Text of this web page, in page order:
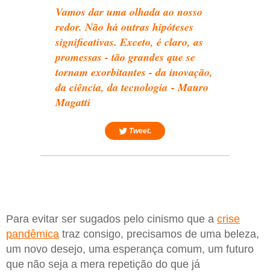
Vamos dar uma olhada ao nosso
redor. Não há outras hipóteses
significativas. Exceto, é claro, as
promessas - tão grandes que se
tornam exorbitantes - da inovação,
da ciência, da tecnologia - Mauro
Magatti
Tweet.
Para evitar ser sugados pelo cinismo que a crise
pandêmica traz consigo, precisamos de uma beleza,
um novo desejo, uma esperança comum, um futuro
que não seja a mera repetição do que já